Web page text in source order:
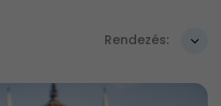
Rendezés: